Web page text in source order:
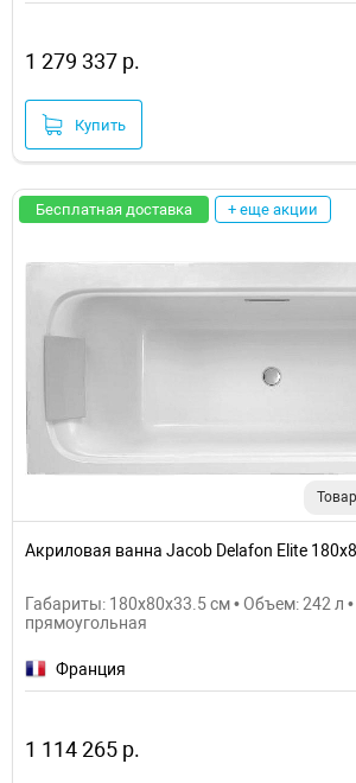
1 279 337 р.
Купить
Бесплатная доставка + еще акции
Акриловая ванна Jacob Delafon Elite
Габариты: 180x80x33.5 см • Объем: 242 л
прямоугольная
Франция
1 114 265 р.